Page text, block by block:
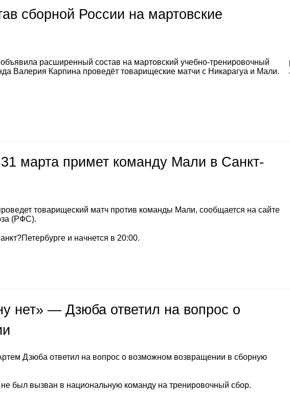
сборной России на мартовские
расширенный состав на мартовский учебно-тренировочный
Валерия Карпина проведёт товарищеские матчи с Никарагуа и Мали.
марта примет команду Мали в Санкт-
товарищеский матч против команды Мали, сообщается на сайте
(РФС).
и начнется в 20:00.
нет» — Дзюба ответил на вопрос о
Дзюба ответил на вопрос о возможном возвращении в сборную
был вызван в национальную команду на тренировочный сбор.